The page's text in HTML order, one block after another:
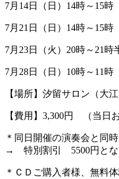
7月14日（日）14時～15時
7月21日（日）14時～15時
7月23日（火）20時～21
7月28日（日）10時～11時
【場所】汐留サロン（大
【費用】3,300円 （当日
＊同日開催の演奏会と同
→ 特別割引 5500円とな
＊ＣＤご購入者様、無料